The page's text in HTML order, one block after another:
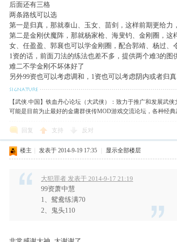
后面还有三格
两条路线可以选
第一是归真，那就泰山、玉女、苗剑，这样前期更给
第二是金刚伏魔阵，那就杨家枪、海叟钓、金刚圈，
女、任盈盈、郭襄也可以学金刚圈，配合郭靖、杨过、
1资的话，前面刀法的练法也差不多，提供两个难3的图
难二不学金刚不坏体好了
另外99资也可以考虑调和，1资也可以考虑阴内或者归真
【武侠.中国】铁血丹心论坛（大武侠）：致力于推广和发展武
可能是目前为止最好的金庸群侠传MOD游戏交流论坛，各种经
回复 支持 反对
楼主 发表于 2014-9-19 17:35 显示全部楼层
大犯罪者 发表于 2014-9-17 21:19
99资萧中慧
1、鸳鸯练满70
2、鬼头110